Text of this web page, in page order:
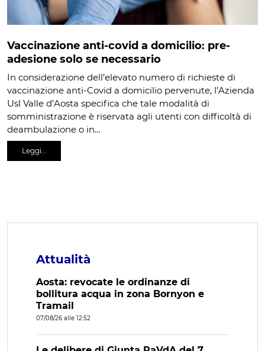
Vaccinazione anti-covid a domicilio: pre-
adesione solo se necessario
In considerazione dell’elevato numero di richieste di
vaccinazione anti-Covid a domicilio pervenute, l’Azienda
Usl Valle d’Aosta specifica che tale modalità di
somministrazione è riservata agli utenti con difficoltà di
deambulazione o in…
Leggi…
Attualità
Aosta: revocate le ordinanze di
bollitura acqua in zona Bornyon e
Tramail
07/08/26 alle 12:52